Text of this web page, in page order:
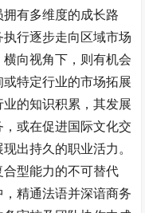
有多维度的成长路
行逐步走向区域市场
向视角下，则有机会
特定行业的市场拓展
的知识积累，其发展
或在促进国际文化交
出持久的职业活力。
型能力的不可替代
精通法语并深谙商务